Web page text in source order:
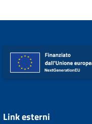
Link esterni